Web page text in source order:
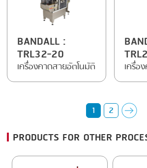
BANDALL :
TRL32-20
เครื่องคาดสายอัตโนมัติ เครื่อ
1 2
PRODUCTS FOR OTHER